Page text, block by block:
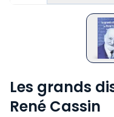
Les grands
René Cassin